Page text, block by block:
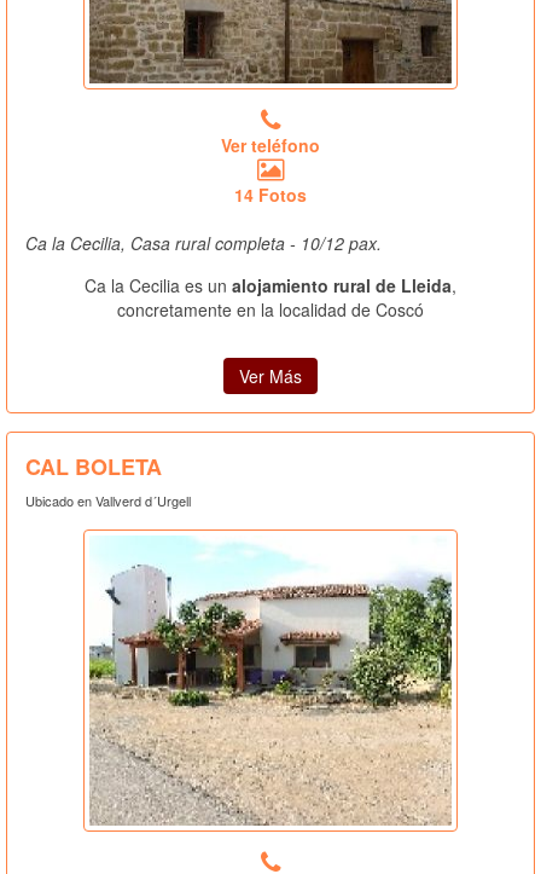
Ver teléfono
14 Fotos
Ca la Cecilia, Casa rural completa - 10/12 pax.
Ca la Cecilia es un alojamiento rural de Lleida,
concretamente en la localidad de Coscó
Ver Más
CAL BOLETA
Ubicado en Vallverd d´Urgell